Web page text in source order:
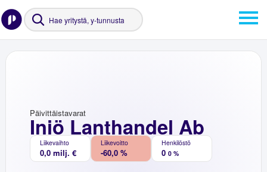
Iniö Lanthandel Ab
Päivittäistavarat
Liikevaihto
0,0 milj. €
Liikevoitto
-60,0 %
Henkilöstö
0 0 %